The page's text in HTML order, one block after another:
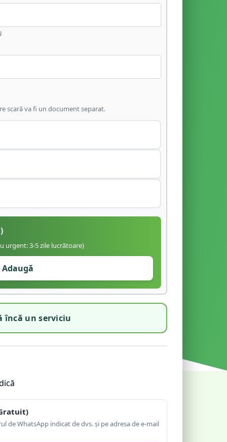
scară va fi un document separat.
urgent: 3-5 zile lucrătoare)
Adaugă
încă un serviciu
de WhatsApp indicat de dvs. și pe adresa de e-mail